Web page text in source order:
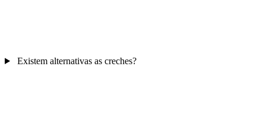
Existem alternativas as creches?